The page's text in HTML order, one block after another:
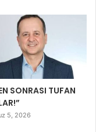
SONRASI TUFAN
5, 2026